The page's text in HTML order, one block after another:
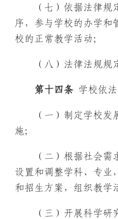
（七）依据法律规
序，参与学校的办学和
校的正常教学活动；
（八）法律法规规
第十 四条 学校依
（一）制定学校
施；
（二）根据社会需
设置和调整学科、专业
和招生方案，组织教学
（三）开展科学